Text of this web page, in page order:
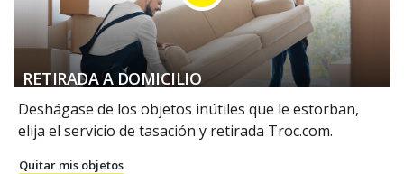
RETIRADA A DOMICILIO
Deshágase de los objetos inútiles que le estorban,
elija el servicio de tasación y retirada Troc.com.
Quitar mis objetos